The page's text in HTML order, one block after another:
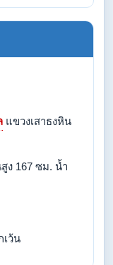
แขวงเสาธงหิน
ง 167 ซม. น้ำ
เว้น